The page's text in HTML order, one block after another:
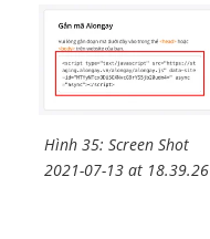
Hình 35: Screen Shot
2021-07-13 at 18.39.26